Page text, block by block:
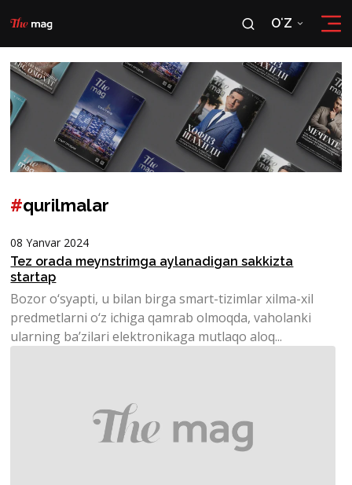
OʻZ
RU
OʻZ
#qurilmalar
08 Yanvar 2024
Tez orada meynstrimga aylanadigan sakkizta
startap
Bozor o‘syapti, u bilan birga smart-tizimlar xilma-xil
predmetlarni o‘z ichiga qamrab olmoqda, vaholanki
ularning ba’zilari elektronikaga mutlaqo aloq...